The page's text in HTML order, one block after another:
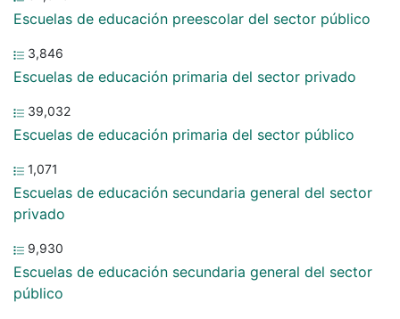
Escuelas de educación preescolar del sector público
3,846
Escuelas de educación primaria del sector privado
39,032
Escuelas de educación primaria del sector público
1,071
Escuelas de educación secundaria general del sector
privado
9,930
Escuelas de educación secundaria general del sector
público